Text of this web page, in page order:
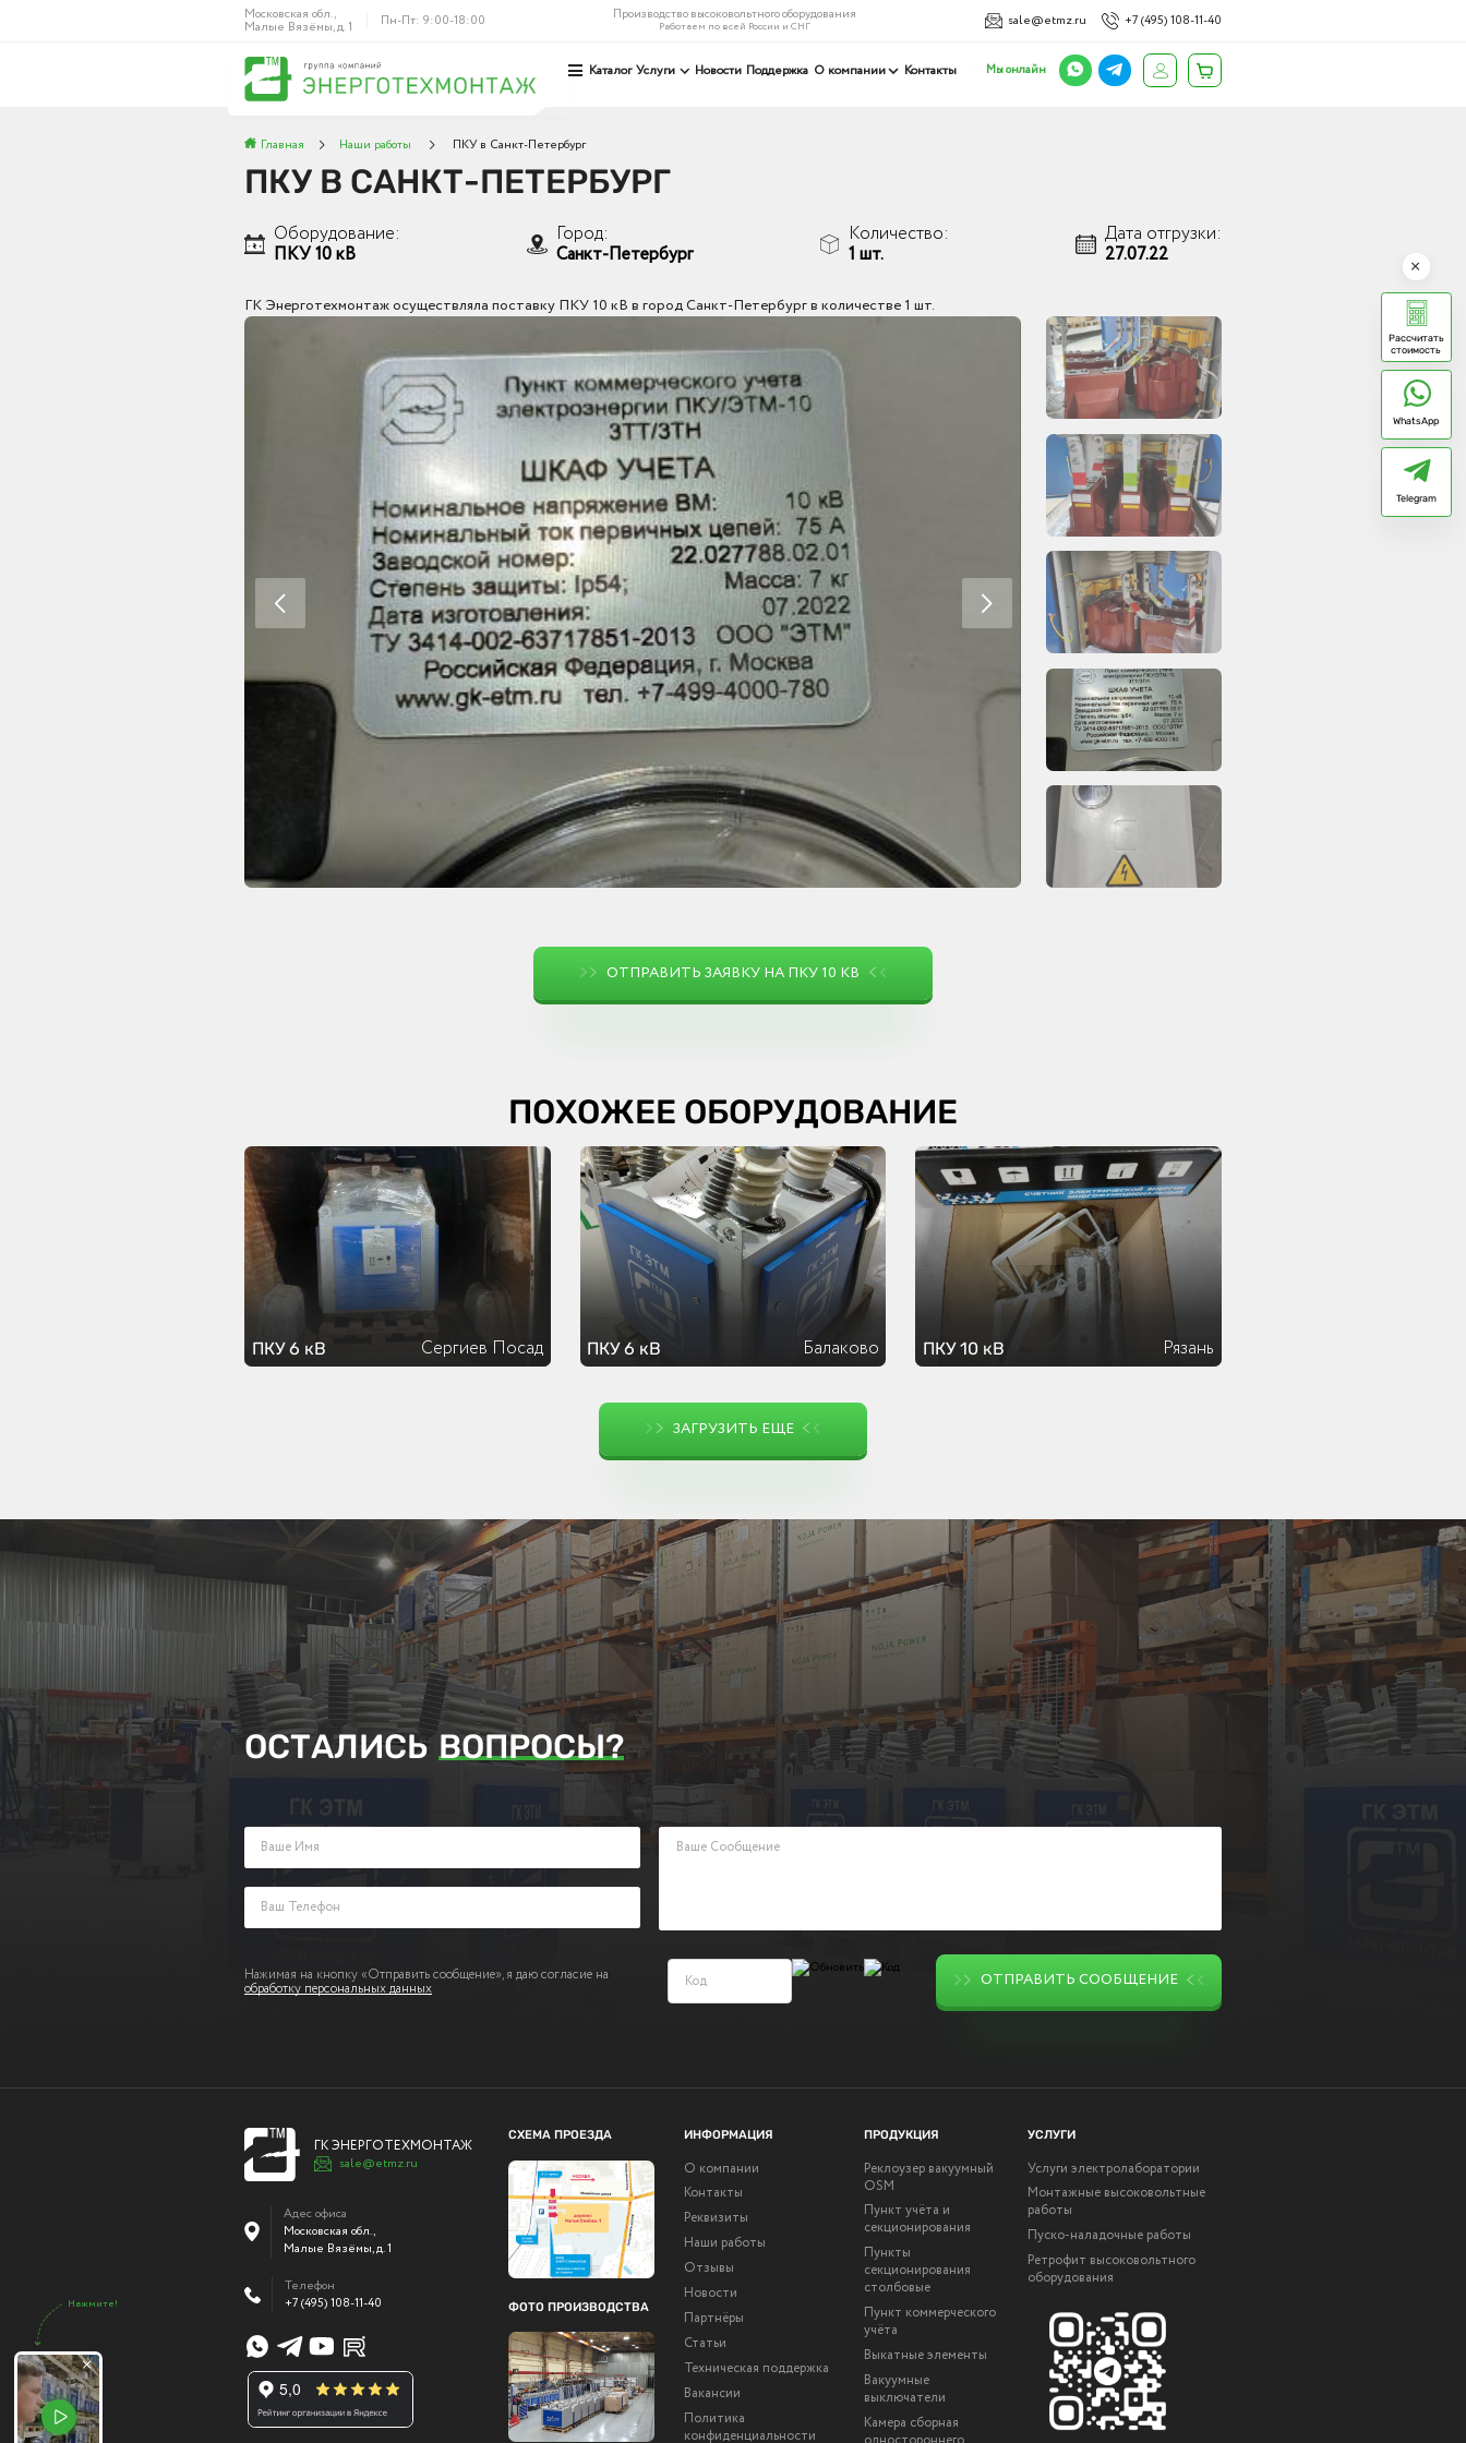
Московская обл.,
Малые Вязёмы, д. 1 Пн-Пт: 9:00-18:00 Производство высоковольтного оборудования
Работаем по всей России и СНГ sale@etmz.ru +7 (495) 108-11-40
Каталог Услуги Новости Поддержка О компании Контакты Мы онлайн
Главная Наши работы ПКУ в Санкт-Петербург
ПКУ В САНКТ-ПЕТЕРБУРГ
Оборудование:
ПКУ 10 кВ
Город:
Санкт-Петербург
Количество:
1 шт.
Дата отгрузки:
27.07.22
ГК Энерготехмонтаж осуществляла поставку ПКУ 10 кВ в город Санкт-Петербург в количестве 1 шт.
ОТПРАВИТЬ ЗАЯВКУ НА ПКУ 10 КВ
ПОХОЖЕЕ ОБОРУДОВАНИЕ
ПКУ 6 кВ Сергиев Посад ПКУ 6 кВ Балаково ПКУ 10 кВ Рязань
ЗАГРУЗИТЬ ЕЩЕ
ОСТАЛИСЬ ВОПРОСЫ?
Заполните поля ниже и оставьте заявку. Наш менеджер ответит Вам в кратчайшие сроки.
Нажимая на кнопку «Отправить сообщение», я даю согласие на
обработку персональных данных ОТПРАВИТЬ СООБЩЕНИЕ
ГК ЭНЕРГОТЕХМОНТАЖ
sale@etmz.ru
Адес офиса
Московская обл.,
Малые Вязёмы,д. 1
Телефон
+7 (495) 108-11-40
СХЕМА ПРОЕЗДА
ФОТО ПРОИЗВОДСТВА
ИНФОРМАЦИЯ
О компании
Контакты
Реквизиты
Наши работы
Отзывы
Новости
Партнёры
Статьи
Техническая поддержка
Вакансии
Политика
конфиденциальности
ПРОДУКЦИЯ
Реклоузер вакуумный
OSM
Пункт учёта и
секционирования
Пункты
секционирования
столбовые
Пункт коммерческого
учёта
Выкатные элементы
Вакуумные
выключатели
Камера сборная
УСЛУГИ
Услуги электролаборатории
Монтажные высоковольтные
работы
Пуско-наладочные работы
Ретрофит высоковольтного
оборудования
Нажмите!
Рассчитать
стоимость
WhatsApp
Telegram